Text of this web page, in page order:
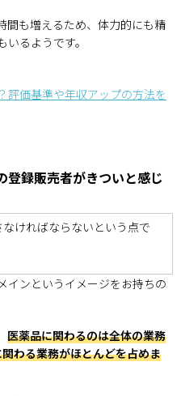
間も増えるため、体力的にも精
るようです。
評価基準や年収アップの方法を
登録販売者がきついと感じ
ければならないという点で
インというイメージをお持ちの
医薬品に関わるのは全体の業務
わる業務がほとんどを占めま